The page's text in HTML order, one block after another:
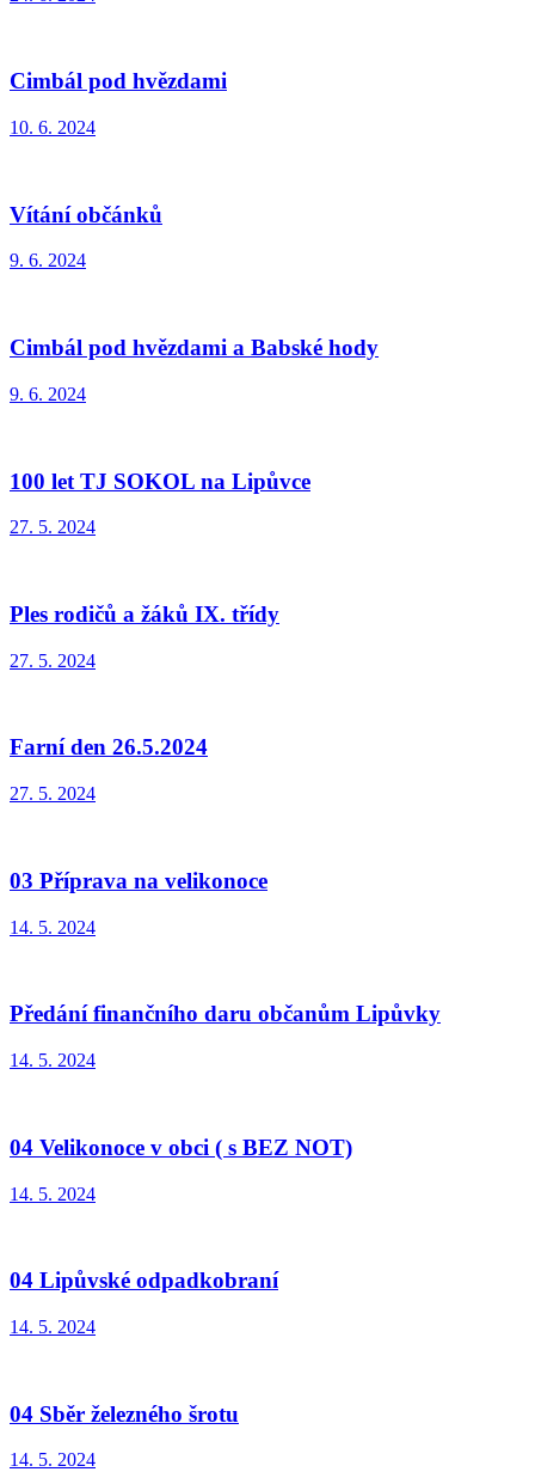
Cimbál pod hvězdami
10. 6. 2024
Vítání občánků
9. 6. 2024
Cimbál pod hvězdami a Babské hody
9. 6. 2024
100 let TJ SOKOL na Lipůvce
27. 5. 2024
Ples rodičů a žáků IX. třídy
27. 5. 2024
Farní den 26.5.2024
27. 5. 2024
03 Příprava na velikonoce
14. 5. 2024
Předání finančního daru občanům Lipůvky
14. 5. 2024
04 Velikonoce v obci ( s BEZ NOT)
14. 5. 2024
04 Lipůvské odpadkobraní
14. 5. 2024
04 Sběr železného šrotu
14. 5. 2024